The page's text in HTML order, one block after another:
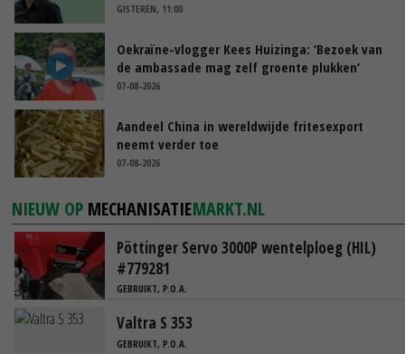
GISTEREN, 11:00
Oekraïne-vlogger Kees Huizinga: ‘Bezoek van
de ambassade mag zelf groente plukken’
07-08-2026
Aandeel China in wereldwijde fritesexport
neemt verder toe
07-08-2026
NIEUW OP MECHANISATIEMARKT.NL
Pöttinger Servo 3000P wentelploeg (HIL)
#779281
GEBRUIKT, P.O.A.
Valtra S 353
GEBRUIKT, P.O.A.